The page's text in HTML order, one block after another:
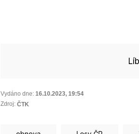
Vydáno dne: 16.10.2023, 19:54
Zdroj: ČTK